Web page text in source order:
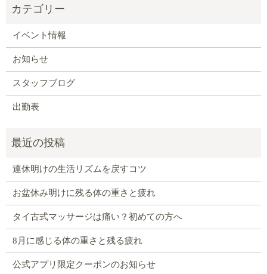
イベント情報
お知らせ
スタッフブログ
出勤表
連休明けの生活リズムを戻すコツ
お盆休み明けに残る体の重さと疲れ
タイ古式マッサージは痛い？初めての方へ
8月に感じる体の重さと残る疲れ
公式アプリ限定クーポンのお知らせ